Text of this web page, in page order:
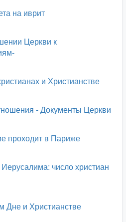
на иврит
Церкви к
и Христианстве
- Документы Церкви
проходит в Париже
число христиан
Дне и Христианстве